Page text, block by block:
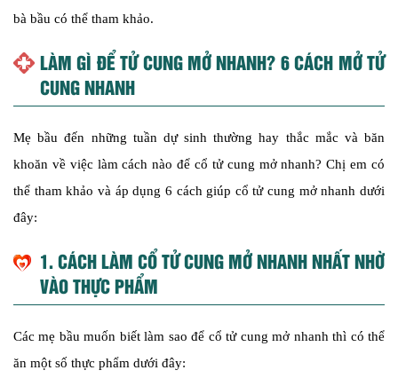
bà bầu có thể tham khảo.
LÀM GÌ ĐỂ TỬ CUNG MỞ NHANH? 6 CÁCH MỞ TỬ
CUNG NHANH
Mẹ bầu đến những tuần dự sinh thường hay thắc mắc và băn
khoăn về việc làm cách nào để cổ tử cung mở nhanh? Chị em có
thể tham khảo và áp dụng 6 cách giúp cổ tử cung mở nhanh dưới
đây:
1. CÁCH LÀM CỔ TỬ CUNG MỞ NHANH NHẤT NHỜ
VÀO THỰC PHẨM
Các mẹ bầu muốn biết làm sao để cổ tử cung mở nhanh thì có thể
ăn một số thực phẩm dưới đây: